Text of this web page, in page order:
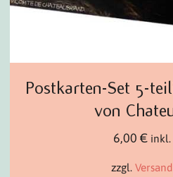
Postkarten-Set 5-
von
6,00 € inkl.
zzgl.